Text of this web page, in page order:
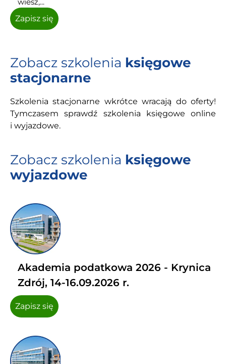
wiesz,...
Zapisz się
Zobacz szkolenia księgowe
stacjonarne
Szkolenia stacjonarne wkrótce wracają do oferty!
Tymczasem sprawdź szkolenia księgowe online
i wyjazdowe.
Zobacz szkolenia księgowe
wyjazdowe
Akademia podatkowa 2026 - Krynica
Zdrój, 14-16.09.2026 r.
Zapisz się